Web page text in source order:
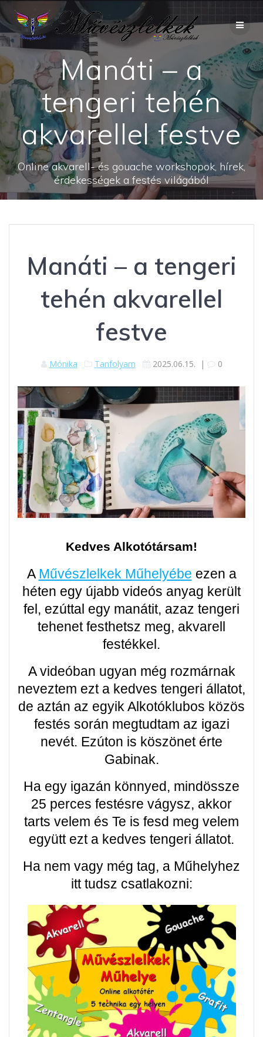
Skip
to
content
Manáti – a
tengeri tehén
akvarellel festve
Online akvarell- és gouache workshopok, hírek,
érdekességek a festés világából
Manáti – a tengeri
tehén akvarellel
festve
Mónika Tanfolyam 2025.06.15. | 0
Kedves Alkotótársam!
A Művészlelkek Műhelyébe ezen a
héten egy újabb videós anyag került
fel, ezúttal egy manátit, azaz tengeri
tehenet festhetsz meg, akvarell
festékkel.
A videóban ugyan még rozmárnak
neveztem ezt a kedves tengeri állatot,
de aztán az egyik Alkotóklubos közös
festés során megtudtam az igazi
nevét. Ezúton is köszönet érte
Gabinak.
Ha egy igazán könnyed, mindössze
25 perces festésre vágysz, akkor
tarts velem és Te is fesd meg velem
együtt ezt a kedves tengeri állatot.
Ha nem vagy még tag, a Műhelyhez
itt tudsz csatlakozni: